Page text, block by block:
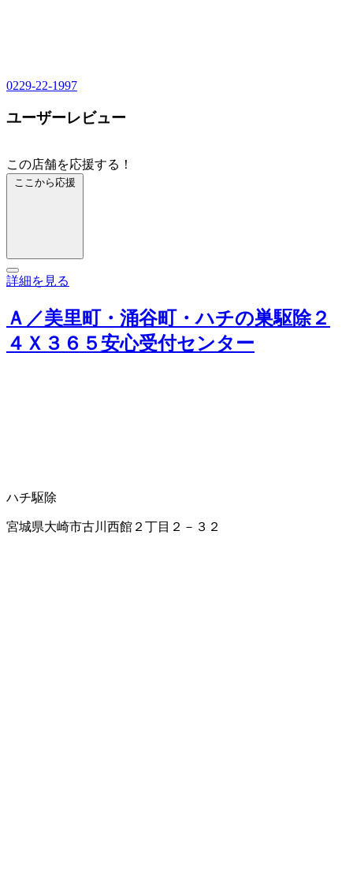
0229-22-1997
ユーザーレビュー
この店舗を応援する！
ここから応援
詳細を見る
Ａ／美里町・涌谷町・ハチの巣駆除２
４Ｘ３６５安心受付センター
ハチ駆除
宮城県大崎市古川西館２丁目２－３２